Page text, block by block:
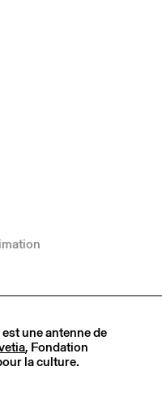
une antenne de
, Fondation
la culture.